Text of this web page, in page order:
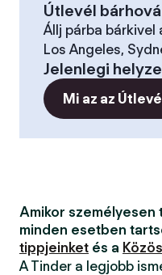
Útlevél bárhová
Állj párba bárkivel
Los Angeles,
Jelenlegi
Mi az az
Amikor személyesen
minden esetben
tippjeinket és a
A Tinder a legjobb